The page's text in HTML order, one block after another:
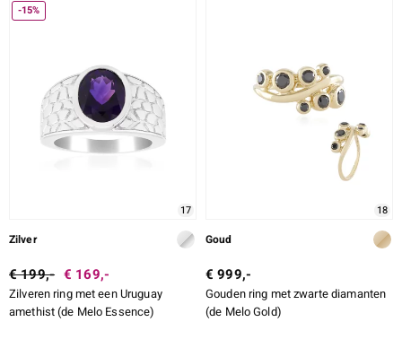
-15%
17
Zilver
€ 199,- € 169,-
Zilveren ring met een Uruguay
amethist (de Melo Essence)
18
Goud
€ 999,-
Gouden ring met zwarte diamanten
(de Melo Gold)